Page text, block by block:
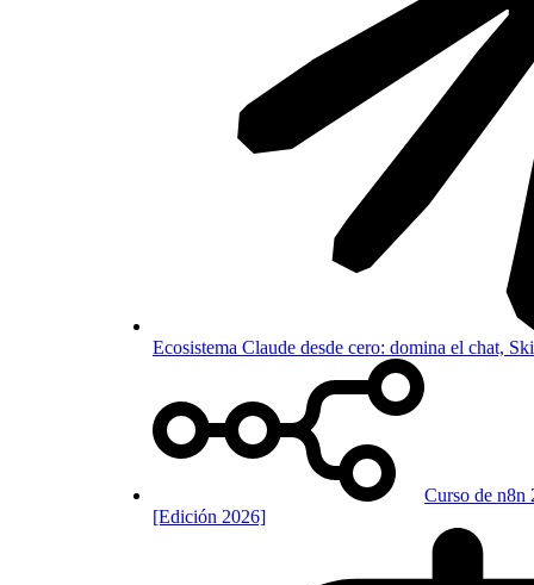
Ecosistema Claude desde cero: domina el chat,
Curso de n8n
[Edición 2026]